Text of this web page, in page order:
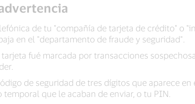
de tu "compañía de tarjeta de crédito" o
en el "departamento de fraude y seguridad".
fué marcada por transacciones
de seguridad de tres dígitos que aparece
temporal que le acaban de enviar, o tu PIN.